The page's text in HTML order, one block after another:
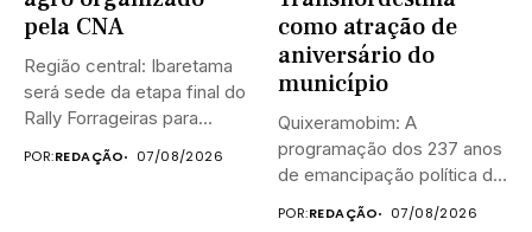
pela CNA
Região central: Ibaretama
será sede da etapa final do
Rally Forrageiras para...
POR:REDAÇÃO 07/08/2026
como atração de
aniversário do
município
Quixeramobim: A
programação dos 237 anos
de emancipação política de
Quixeramobim terá...
POR:REDAÇÃO 07/08/2026